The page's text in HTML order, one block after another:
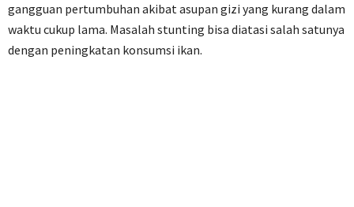
gangguan pertumbuhan akibat asupan gizi yang kurang dalam
waktu cukup lama. Masalah stunting bisa diatasi salah satunya
dengan peningkatan konsumsi ikan.